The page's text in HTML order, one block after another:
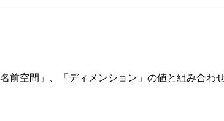
空間」、「ディメンション」の値と組み合わ